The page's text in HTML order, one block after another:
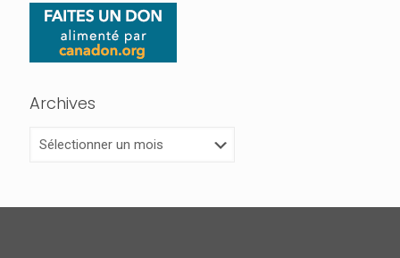
Archives